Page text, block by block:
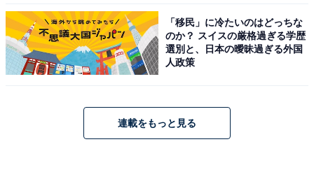
「移民」に冷たいのはどっちな
のか？ スイスの厳格過ぎる学歴
選別と、日本の曖昧過ぎる外国
人政策
連載をもっと見る